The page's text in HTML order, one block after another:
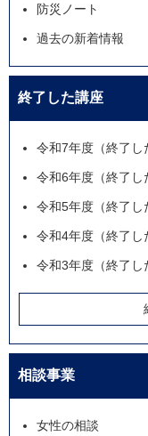
防災ノート
過去の新着情報
終了した講座
令和7年度（終了し
令和6年度（終了し
令和5年度（終了し
令和4年度（終了し
令和3年度（終了し
相談事業
女性の相談